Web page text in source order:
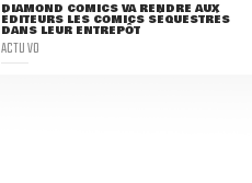
DIAMOND COMICS VA RENDRE AUX
ÉDITEURS LES COMICS SÉQUESTRÉS
DANS LEUR ENTREPÔT
ACTU VO